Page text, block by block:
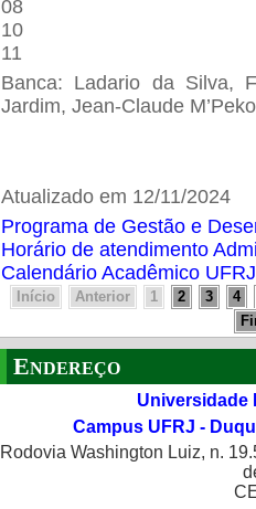
08
10
11
Banca: Ladario da Silva,
Jardim, Jean-Claude M’Peko
Atualizado em 12/11/2024
Programa de Gestão e
Horário de atendimento
Calendário Acadêmico
Início Anterior 1 2 3
4
Endereço
Universidade
Campus UFRJ -
Rodovia Washington Luiz, n.